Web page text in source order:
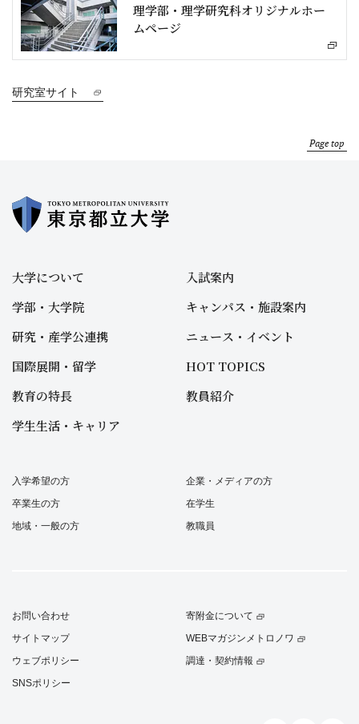
理学部・理学研究科オリジナルホー
ムページ
研究室サイト
Page top
大学について
学部・大学院
研究・産学公連携
国際展開・留学
教育の特長
学生生活・キャリア
入試案内
キャンパス・施設案内
ニュース・イベント
HOT TOPICS
教員紹介
入学希望の方
卒業生の方
地域・一般の方
企業・メディアの方
在学生
教職員
お問い合わせ
サイトマップ
ウェブポリシー
SNSポリシー
寄附金について
WEBマガジンメトロノワ
調達・契約情報